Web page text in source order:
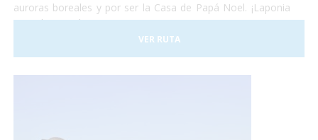
auroras boreales y por ser la Casa de Papá Noel. ¡Laponia
es un lugar mágico!
VER RUTA